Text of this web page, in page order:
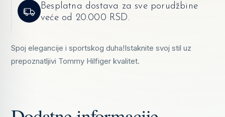
Besplatna dostava za sve porudžbine
veće od 20.000 RSD.
Spoj elegancije i sportskog duha!Istaknite svoj stil uz
prepoznatljivi Tommy Hilfiger kvalitet.